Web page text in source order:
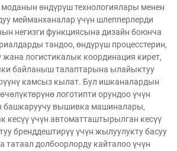
моданын өндүрүш технологиялары менен
мейманханалар үчүн шлепперлерди
негизги функциясына дизайн боюнча
тандоо, өндүрүш процесстерин,
логистикалык координация кирет,
байланыш талаптарына ылайыктуу
камсыз кылат. Бул ишканалардын
логотипти орундоо үчүн
башкаруучу вышивка машиналары,
кесүү үчүн автоматташтырылган кесүү
бренддештирүү үчүн жылуулукту басуу
татаал долбоорлорду кайталоо үчүн